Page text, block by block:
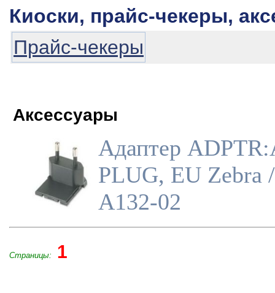
Киоски, прайс-чекеры,
Прайс-чекеры
Аксессуары
Адаптер
PLUG, EU Zebra
A132-02
Страницы: 1